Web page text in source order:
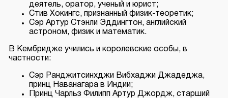
деятель, оратор, ученый и юрист;
Стив Хокингс, признанный физик-теоретик;
Сэр Артур Стэнли Эддингтон, английский
астроном, физик и математик.
В Кембридже учились и королевские особы, в
частности:
Сэр Ранджитсинхджи Вибхаджи Джадеджа,
принц Наванагара в Индии;
Принц Чарльз Филипп Артур Джордж, старший